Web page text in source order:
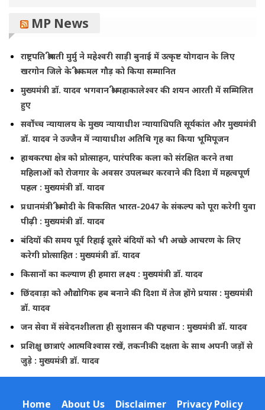
MP News
राष्ट्रपति श्रीमती मुर्मु ने महेश्वरी साड़ी बुनाई में उत्कृष्ट योगदान के लिए
खरगोन जिले के श्री कमल गौड़ को किया सम्मानित
मुख्यमंत्री डॉ. यादव भगवान श्री महाकालेश्‍वर की शयन आरती में सम्मिलित
हुए
सर्वोच्च न्यायालय के मुख्‍य न्‍यायाधीश न्यायाधिपति सूर्यकांत और मुख्यमंत्री
डॉ. यादव ने उज्जैन में न्यायाधीश अतिथि गृह का किया भूमिपूजन
हाथकरघा क्षेत्र को प्रोत्साहन, पारंपरिक कला को संरक्षित करने तथा
महिलाओं को रोजगार के अवसर उपलब्धर करवाने की दिशा में महत्वपूर्ण
पहल : मुख्यमंत्री डॉ. यादव
प्रधानमंत्री श्री मोदी के विकसित भारत-2047 के संकल्प को पूरा करेगी युवा
पीढ़ी : मुख्यमंत्री डॉ. यादव
बंदियों की समय पूर्व रिहाई दूसरे बंदियों को भी अच्छे आचरण के लिए
करेगी प्रोत्साहित : मुख्यमंत्री डॉ. यादव
किसानों का कल्याण ही हमारा लक्ष्य : मुख्यमंत्री डॉ. यादव
छिंदवाड़ा को औद्योगिक हब बनाने की दिशा में तेज होंगे प्रयास : मुख्यमंत्री
डॉ. यादव
जन सेवा में संवेदनशीलता ही सुशासन की पहचान : मुख्यमंत्री डॉ. यादव
प्रशिक्षु छात्राएं आत्मविश्वास रखें, तकनीकी दक्षता के साथ अपनी जड़ों से
जुड़े : मुख्यमंत्री डॉ. यादव
Home About Us Disclaimer Privacy Policy